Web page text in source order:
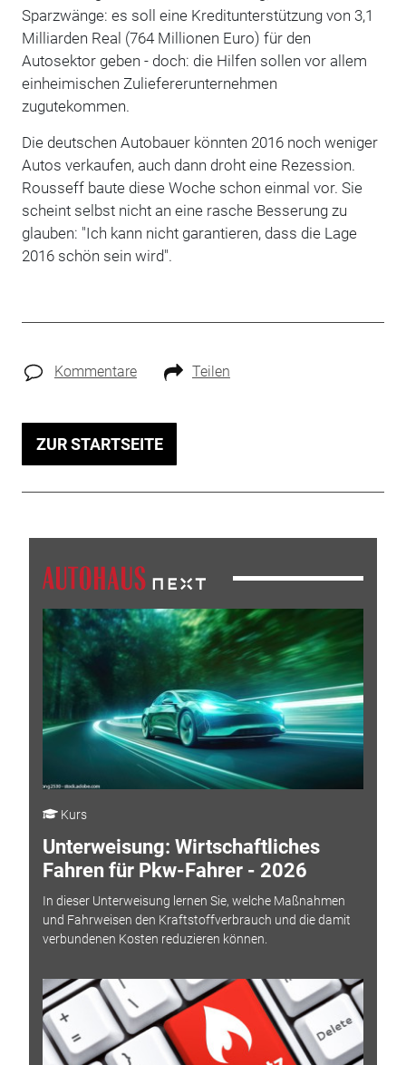
Sparzwänge: es soll eine Kreditunterstützung von 3,1
Milliarden Real (764 Millionen Euro) für den
Autosektor geben - doch: die Hilfen sollen vor allem
einheimischen Zuliefererunternehmen
zugutekommen.
Die deutschen Autobauer könnten 2016 noch weniger
Autos verkaufen, auch dann droht eine Rezession.
Rousseff baute diese Woche schon einmal vor. Sie
scheint selbst nicht an eine rasche Besserung zu
glauben: "Ich kann nicht garantieren, dass die Lage
2016 schön sein wird".
Kommentare Teilen
ZUR STARTSEITE
Kurs
Unterweisung: Wirtschaftliches
Fahren für Pkw-Fahrer - 2026
In dieser Unterweisung lernen Sie, welche Maßnahmen
und Fahrweisen den Kraftstoffverbrauch und die damit
verbundenen Kosten reduzieren können.